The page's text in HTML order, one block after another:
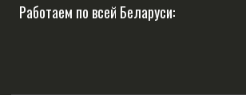
Работаем по всей Беларуси: